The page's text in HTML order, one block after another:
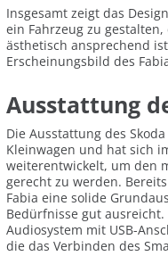
Insgesamt zeigt das
ein Fahrzeug zu
ästhetisch ansprechend
Erscheinungsbild des
Ausstattung
Die Ausstattung des
Kleinwagen und hat sich
weiterentwickelt, um den
gerecht zu werden.
Fabia eine solide
Bedürfnisse gut
Audiosystem mit USB-
die das Verbinden des